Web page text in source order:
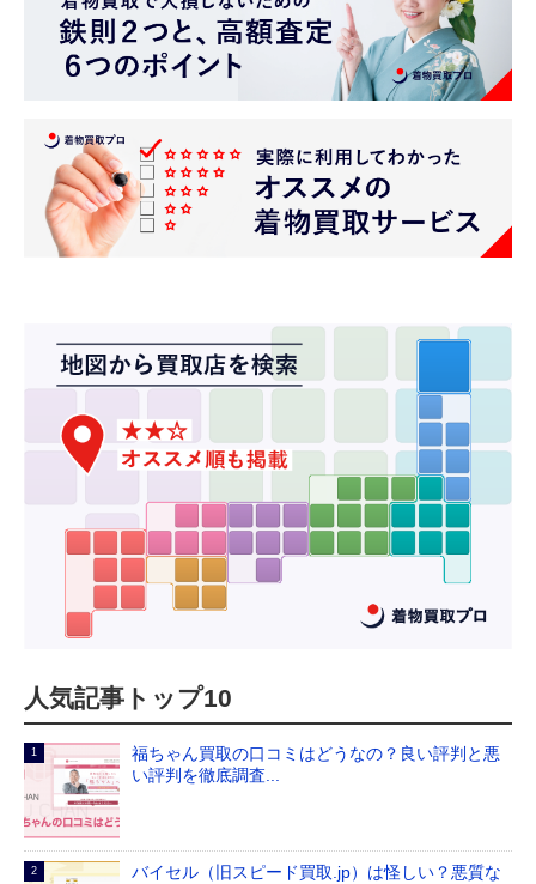
人気記事トップ10
福ちゃん買取の口コミはどうなの？良い評判と悪
い評判を徹底調査...
バイセル（旧スピード買取.jp）は怪しい？悪質な